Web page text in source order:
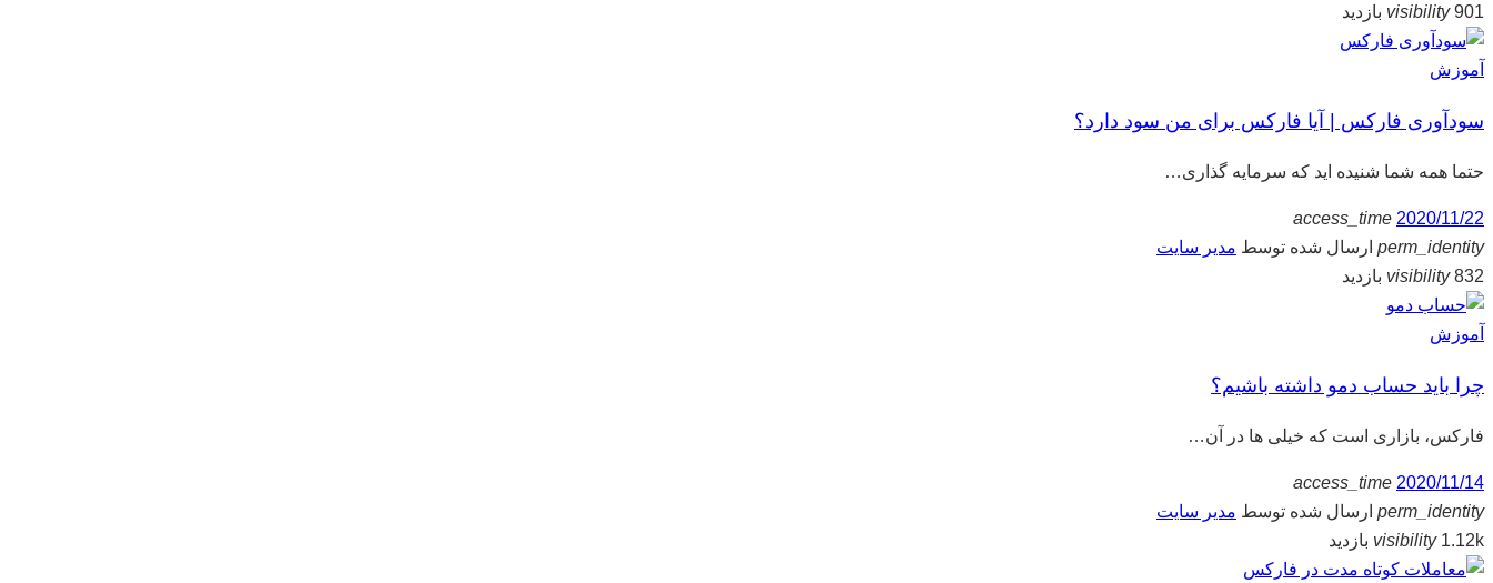
visibility901 بازدید
آموزش
سودآوری فارکس | آیا فارکس برای من سود دارد؟
حتما همه شما شنیده اید که سرمایه گذاری…
access_time 2020/11/22
perm_identity ارسال شده توسط مدیر سایت
visibility832 بازدید
آموزش
چرا باید حساب دمو داشته باشیم؟
فارکس، بازاری است که خیلی ها در آن…
access_time 2020/11/14
perm_identity ارسال شده توسط مدیر سایت
visibility1.12k بازدید